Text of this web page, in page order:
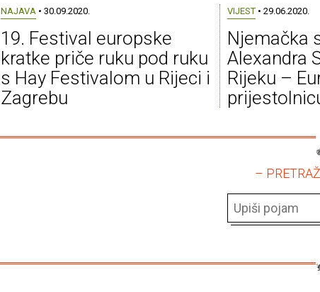
NAJAVA • 30.09.2020.
19. Festival europske
kratke priče ruku pod ruku
s Hay Festivalom u Rijeci i
Zagrebu
VIJEST• 29.06.2020.
Njemačka
Alexandra
Rijeku –
–